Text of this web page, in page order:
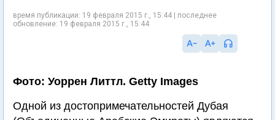
время публикации: 19 февраля 2015 г., 15:44 | последнее
обновление: 19 февраля 2015 г., 15:44
Фото: Уоррен Литтл. Getty Images
Одной из достопримечательностей Дубая